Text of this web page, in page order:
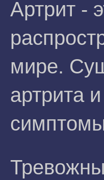
Артрит -
мире.
артрита